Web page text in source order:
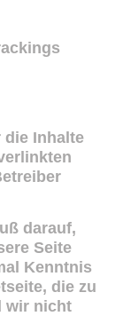
die Inhalte
darauf,
Seite
Kenntnis
die zu
wir nicht